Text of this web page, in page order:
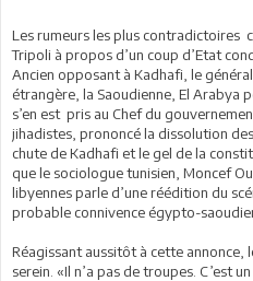
Les rumeurs les plus contradictoires
Tripoli à propos d’un coup d’Etat
Ancien opposant à Kadhafi, le
étrangère, la Saoudienne, El Arabya
s’en est pris au Chef du
jihadistes, prononcé la dissolution
chute de Kadhafi et le gel de la
que le sociologue tunisien, Moncef
libyennes parle d’une réédition du
probable connivence égypto-
Réagissant aussitôt à cette
serein. «Il n’a pas de troupes. C’est